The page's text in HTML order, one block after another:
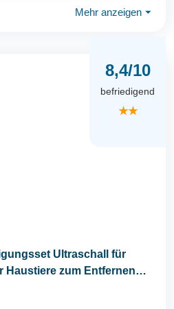
Mehr anzeigen ⏷
8,4/10
befriedigend
★★
Ultraschall für
Haustiere zum Entfernen